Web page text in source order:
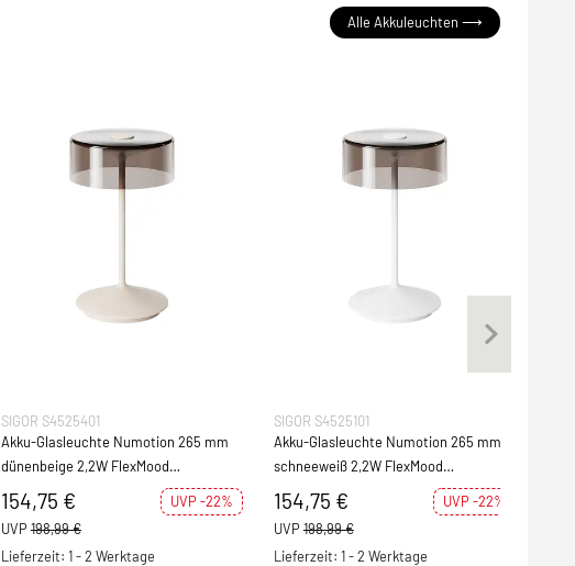
Alle Akkuleuchten ⟶
SIGOR S4525401
Akku-Glasleuchte Numotion 265 mm
dünenbeige 2,2W FlexMood
2200K/2700K IP54 171lm
154,75 €
UVP -22%
UVP 198,99 €
Lieferzeit: 1 - 2 Werktage
SIGOR S4525101
Akku-Glasleuchte Numotion 265 mm
schneeweiß 2,2W FlexMood
2200K/2700K IP54 171lm Ra85
154,75 €
UVP -22%
UVP 198,99 €
Lieferzeit: 1 - 2 Werktage